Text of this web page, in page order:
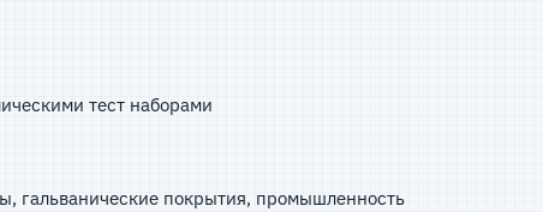
тест наборами
гальванические покрытия, промышленность